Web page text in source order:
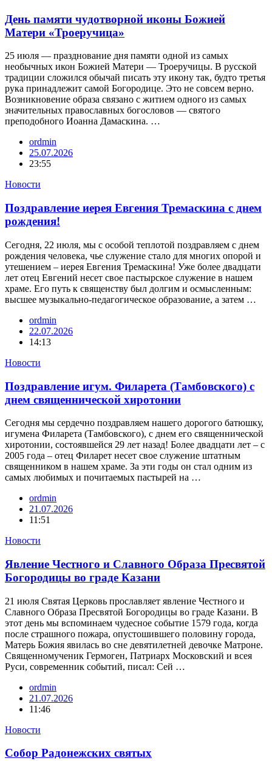
День памяти чудотворной иконы Божией
Матери «Троеручица»
25 июля — празднование дня памяти одной из самых
необычных икон Божией Матери — Троеручицы. В русской
традиции сложился обычай писать эту икону так, будто третья
рука принадлежит самой Богородице. Это не совсем верно.
Возникновение образа связано с житием одного из самых
значительных православных богословов — святого
преподобного Иоанна Дамаскина. …
ordmin
25.07.2026
23:55
Новости
Поздравление иерея Евгения Тремаскина с днем
рождения!
Сегодня, 22 июля, мы с особой теплотой поздравляем с днем
рождения человека, чье служение стало для многих опорой и
утешением – иерея Евгения Тремаскина! Уже более двадцати
лет отец Евгений несет свое пастырское служение в нашем
храме. Его путь к священству был долгим и осмысленным:
высшее музыкально-педагогическое образование, а затем …
ordmin
22.07.2026
14:13
Новости
Поздравление игум. Филарета (Тамбовского) с
днем священнической хиротонии
Сегодня мы сердечно поздравляем нашего дорогого батюшку,
игумена Филарета (Тамбовского), с днем его священнической
хиротонии, состоявшейся 29 лет назад! Более двадцати лет – с
2005 года – отец Филарет несет свое служение штатным
священником в нашем храме. За эти годы он стал одним из
самых любимых и почитаемых пастырей на …
ordmin
21.07.2026
11:51
Новости
Явление Честного и Славного Образа Пресвятой
Богородицы во граде Казани
21 июля Святая Церковь прославляет явление Честного и
Славного Образа Пресвятой Богородицы во граде Казани. В
этот день мы вспоминаем чудесное событие 1579 года, когда
после страшного пожара, опустошившего половину города,
Матерь Божия явилась во сне девятилетней девочке Матроне.
Священномученик Гермоген, Патриарх Московский и всея
Руси, современник событий, писал: Сей …
ordmin
21.07.2026
11:46
Новости
Собор Радонежских святых